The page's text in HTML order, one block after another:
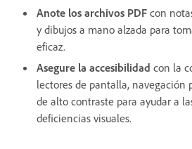
Anote los archivos PDF con
y dibujos a mano alzada para
eficaz.
Asegure la accesibilidad con la
lectores de pantalla, navegación
de alto contraste para ayudar a
deficiencias visuales.